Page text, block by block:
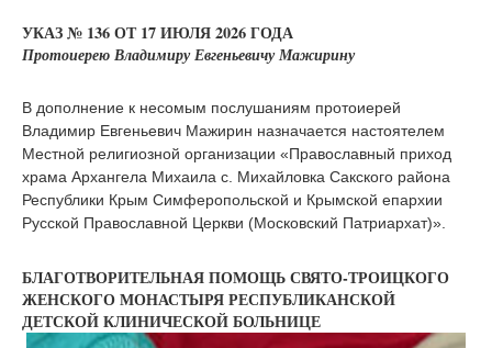
УКАЗ № 136 ОТ 17 ИЮЛЯ 2026 ГОДА
Протоиерею Владимиру Евгеньевичу Мажирину
В дополнение к несомым послушаниям протоиерей
Владимир Евгеньевич Мажирин назначается настоятелем
Местной религиозной организации «Православный приход
храма Архангела Михаила с. Михайловка Сакского района
Республики Крым Симферопольской и Крымской епархии
Русской Православной Церкви (Московский Патриархат)».
БЛАГОТВОРИТЕЛЬНАЯ ПОМОЩЬ СВЯТО-ТРОИЦКОГО
ЖЕНСКОГО МОНАСТЫРЯ РЕСПУБЛИКАНСКОЙ
ДЕТСКОЙ КЛИНИЧЕСКОЙ БОЛЬНИЦЕ